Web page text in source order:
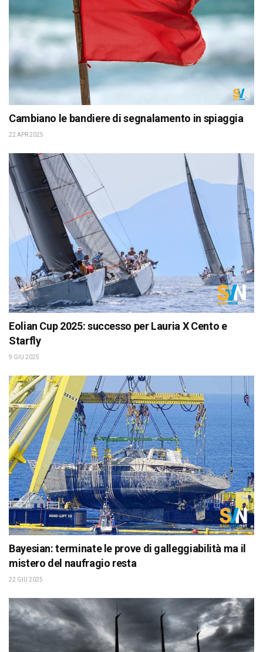
Cambiano le bandiere di segnalamento in spiaggia
22 APR 2025
Eolian Cup 2025: successo per Lauria X Cento e
Starfly
9 GIU 2025
Bayesian: terminate le prove di galleggiabilità ma il
mistero del naufragio resta
22 GIU 2025